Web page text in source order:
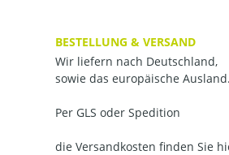
BESTELLUNG & VERSAND
Wir liefern nach Deutschland,
sowie das europäische Ausland.
Per GLS oder Spedition
die Versandkosten finden Sie